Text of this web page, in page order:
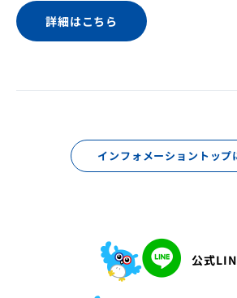
インフォメーション
詳細はこちら
インフォメーショントップ
公式